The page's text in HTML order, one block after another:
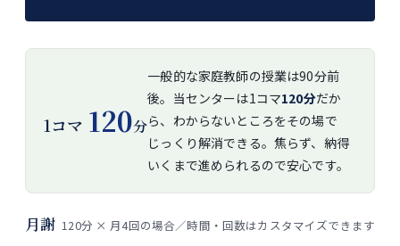
1コマ 120分
一般的な家庭教師の授業は90分前
後。当センターは1コマ120分だか
ら、わからないところをその場で
じっくり解消できる。焦らず、納得
いくまで進められるので安心です。
月謝 120分 × 月4回の場合／時間・回数はカスタマイズできます